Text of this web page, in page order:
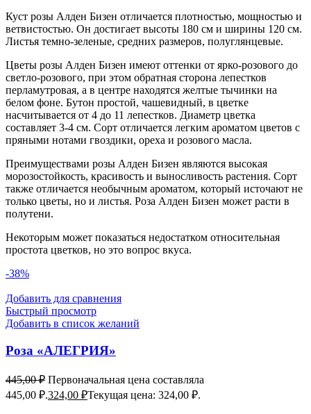
Куст розы Алден Бизен отличается плотностью, мощностью и
ветвистостью. Он достигает высоты 180 см и ширины 120 см.
Листья темно-зеленые, средних размеров, полуглянцевые.
Цветы розы Алден Бизен имеют оттенки от ярко-розового до
светло-розового, при этом обратная сторона лепестков
перламутровая, а в центре находятся желтые тычинки на
белом фоне. Бутон простой, чашевидный, в цветке
насчитывается от 4 до 11 лепестков. Диаметр цветка
составляет 3-4 см. Сорт отличается легким ароматом цветов с
пряными нотами гвоздики, ореха и розового масла.
Преимуществами розы Алден Бизен являются высокая
морозостойкость, красивость и выносливость растения. Сорт
также отличается необычным ароматом, который источают не
только цветы, но и листья. Роза Алден Бизен может расти в
полутени.
Некоторым может показаться недостатком относительная
простота цветков, но это вопрос вкуса.
-38%
Добавить для сравнения
Быстрый просмотр
Добавить в список желаний
Роза «АЛЕГРИЯ»
445,00₽ Первоначальная цена составляла
445,00 ₽.324,00 ₽Текущая цена: 324,00 ₽.